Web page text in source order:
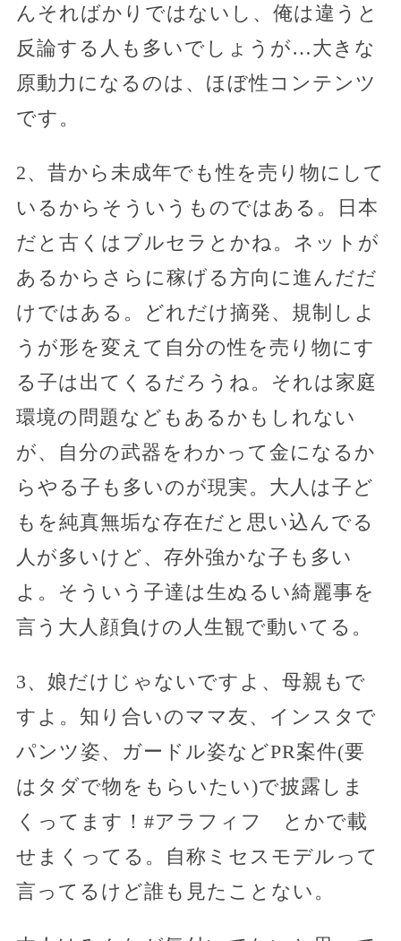
んそればかりではないし、俺は違うと
反論する人も多いでしょうが…大きな
原動力になるのは、ほぼ性コンテンツ
です。
2、昔から未成年でも性を売り物にして
いるからそういうものではある。日本
だと古くはブルセラとかね。ネットが
あるからさらに稼げる方向に進んだだ
けではある。どれだけ摘発、規制しよ
うが形を変えて自分の性を売り物にす
る子は出てくるだろうね。それは家庭
環境の問題などもあるかもしれない
が、自分の武器をわかって金になるか
らやる子も多いのが現実。大人は子ど
もを純真無垢な存在だと思い込んでる
人が多いけど、存外強かな子も多い
よ。そういう子達は生ぬるい綺麗事を
言う大人顔負けの人生観で動いてる。
3、娘だけじゃないですよ、母親もで
すよ。知り合いのママ友、インスタで
パンツ姿、ガードル姿などPR案件(要
はタダで物をもらいたい)で披露しま
くってます！#アラフィフ とかで載
せまくってる。自称ミセスモデルって
言ってるけど誰も見たことない。